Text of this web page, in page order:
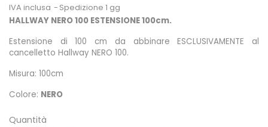
IVA inclusa
Spedizione 1 gg
HALLWAY NERO 100 ESTENSIONE 100cm.
Estensione di 100 cm da abbinare ESCLUSIVAMENTE al
cancelletto Hallway NERO 100.
Misura: 100cm
Colore: NERO
Quantità